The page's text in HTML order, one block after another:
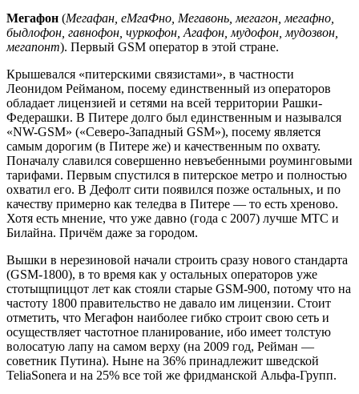
Мегафон (Мегафан, еМгаФно, Мегавонь, мегагон, мегафно,
быдлофон, гавнофон, чуркофон, Агафон, мудофон, мудозвон,
мегапонт). Первый GSM оператор в этой стране.
Крышевался «питерскими связистами», в частности
Леонидом Рейманом, посему единственный из операторов
обладает лицензией и сетями на всей территории Рашки-
Федерашки. В Питере долго был единственным и назывался
«NW-GSM» («Северо-Западный GSM»), посему является
самым дорогим (в Питере же) и качественным по охвату.
Поначалу славился совершенно невъебенными роуминговыми
тарифами. Первым спустился в питерское метро и полностью
охватил его. В Дефолт сити появился позже остальных, и по
качеству примерно как теледва в Питере — то есть хреново.
Хотя есть мнение, что уже давно (года с 2007) лучше МТС и
Билайна. Причём даже за городом.
Вышки в нерезиновой начали строить сразу нового стандарта
(GSM-1800), в то время как у остальных операторов уже
стотыщпиццот лет как стояли старые GSM-900, потому что на
частоту 1800 правительство не давало им лицензии. Стоит
отметить, что Мегафон наиболее гибко строит свою сеть и
осуществляет частотное планирование, ибо имеет толстую
волосатую лапу на самом верху (на 2009 год, Рейман —
советник Путина). Ныне на 36% принадлежит шведской
TeliaSonera и на 25% все той же фридманской Альфа-Групп.